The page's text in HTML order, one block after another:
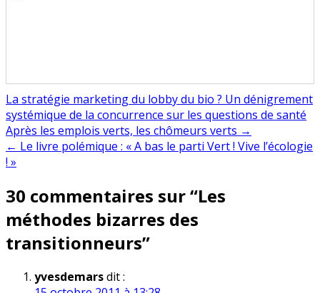
La stratégie marketing du lobby du bio ? Un dénigrement
systémique de la concurrence sur les questions de santé
Navigation
de
Après les emplois verts, les chômeurs verts →
← Le livre polémique : « A bas le parti Vert ! Vive l’écologie
! »
30 commentaires sur “Les
méthodes bizarres des
transitionneurs”
yvesdemarsdit :